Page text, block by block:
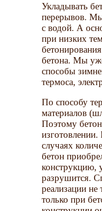
Укладывать
перерывов. Мы
с водой. А
при низких
бетона. Мы
способы
термоса,
По способу
материалов
Поэтому
случаях
бетон
конструкцию,
разрушится.
реализации
только при